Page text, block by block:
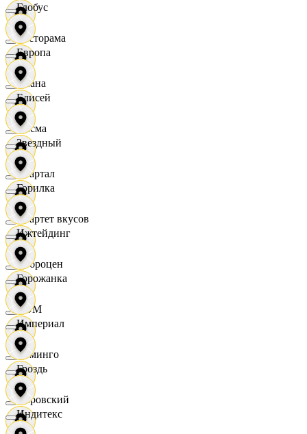
Касторама
Диана
Дисма
Квартал
Квартет вкусов
Доброцен
ДОМ
Доминго
Кировский
Глобус
Европа
Елисей
Звездный
Горилка
Ижтейдинг
Горожанка
Империал
Гроздь
Индитекс